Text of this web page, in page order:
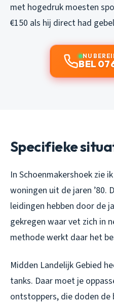
met hogedruk moesten
€150 als hij direct had
NU
BEL
Specifieke
In Schoenmakershoek zie
woningen uit de jaren ’80.
leidingen hebben door de
gekregen waar vet zich in
methode werkt daar het
Midden Landelijk Gebied
tanks. Daar moet je
ontstoppers, die doden de